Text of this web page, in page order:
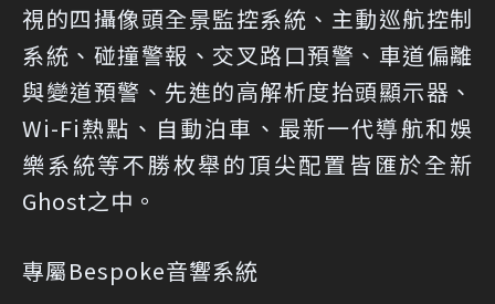
視的四攝像頭全景監控系統、主動巡航控制
系統、碰撞警報、交叉路口預警、車道偏離
與變道預警、先進的高解析度抬頭顯示器、
Wi-Fi熱點、自動泊車、最新一代導航和娛
樂系統等不勝枚舉的頂尖配置皆匯於全新
Ghost之中。
專屬Bespoke音響系統